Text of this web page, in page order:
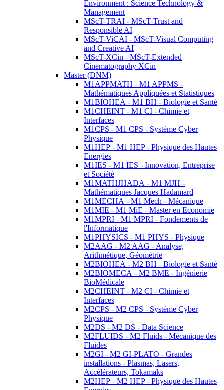
Environment : Science Technology &
Management
MScT-TRAI - MScT-Trust and
Responsible AI
MScT-ViCAI - MScT-Visual Computing
and Creative AI
MScT-XCin - MScT-Extended
Cinematography XCin
Master (DNM)
M1APPMATH - M1 APPMS -
Mathématiques Appliquées et Statistiques
M1BIOHEA - M1 BH - Biologie et Santé
M1CHEINT - M1 CI - Chimie et
Interfaces
M1CPS - M1 CPS - Système Cyber
Physique
M1HEP - M1 HEP - Physique des Hautes
Energies
M1IES - M1 IES - Innovation, Entreprise
et Société
M1MATHJHADA - M1 MJH -
Mathématiques Jacques Hadamard
M1MECHA - M1 Mech - Mécanique
M1MIE - M1 MiE - Master en Economie
M1MPRI - M1 MPRI - Fondements de
l'Informatique
M1PHYSICS - M1 PHYS - Physique
M2AAG - M2 AAG - Analyse,
Arithmétique, Géométrie
M2BIOHEA - M2 BH - Biologie et Santé
M2BIOMECA - M2 BME - Ingénierie
BioMédicale
M2CHEINT - M2 CI - Chimie et
Interfaces
M2CPS - M2 CPS - Système Cyber
Physique
M2DS - M2 DS - Data Science
M2FLUIDS - M2 Fluids - Mécanique des
Fluides
M2GI - M2 GI-PLATO - Grandes
installations - Plasmas, Lasers,
Accélérateurs, Tokamaks
M2HEP - M2 HEP - Physique des Hautes